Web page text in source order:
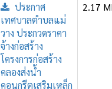
ประกาศ
เทศบาลตำบลแม่
วาง ประกวดราคา
จ้างก่อสร้าง
โครงการก่อสร้าง
คลองส่งน้ำ
คอนกรีตเสริมเหล็ก
2.17